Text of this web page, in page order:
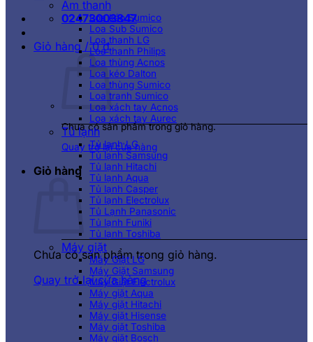
02473003847
Giỏ hàng /0₫
Chưa có sản phẩm trong giỏ hàng.
Quay trở lại cửa hàng
Giỏ hàng
Chưa có sản phẩm trong giỏ hàng.
Quay trở lại cửa hàng
Âm thanh
Loa kéo Sumico
Loa Sub Sumico
Loa thanh LG
Loa thanh Philips
Loa thùng Acnos
Loa kéo Dalton
Loa thùng Sumico
Loa tranh Sumico
Loa xách tay Acnos
Loa xách tay Aurec
Tủ lạnh
Tủ lạnh LG
Tủ lạnh Samsung
Tủ lạnh Hitachi
Tủ lạnh Aqua
Tủ lạnh Casper
Tủ lạnh Electrolux
Tủ Lạnh Panasonic
Tủ lạnh Funiki
Tủ lạnh Toshiba
Máy giặt
Máy Giặt LG
Máy Giặt Samsung
Máy Giặt Electrolux
Máy giặt Aqua
Máy giặt Hitachi
Máy giặt Hisense
Máy giặt Toshiba
Máy giặt Bosch